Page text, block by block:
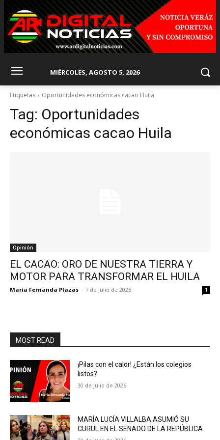
MIÉRCOLES, AGOSTO 5, 2026
Etiquetas Oportunidades económicas cacao Huila
Tag: Oportunidades
económicas cacao Huila
Opinión
EL CACAO: ORO DE NUESTRA TIERRA Y
MOTOR PARA TRANSFORMAR EL HUILA
Maria Fernanda Plazas - 7 de julio de 2025 1
MOST READ
¡Pilas con el calor! ¿Están los colegios
listos?
30 de julio de 2026
MARÍA LUCÍA VILLALBA ASUMIÓ SU
CURUL EN EL SENADO DE LA REPÚBLICA